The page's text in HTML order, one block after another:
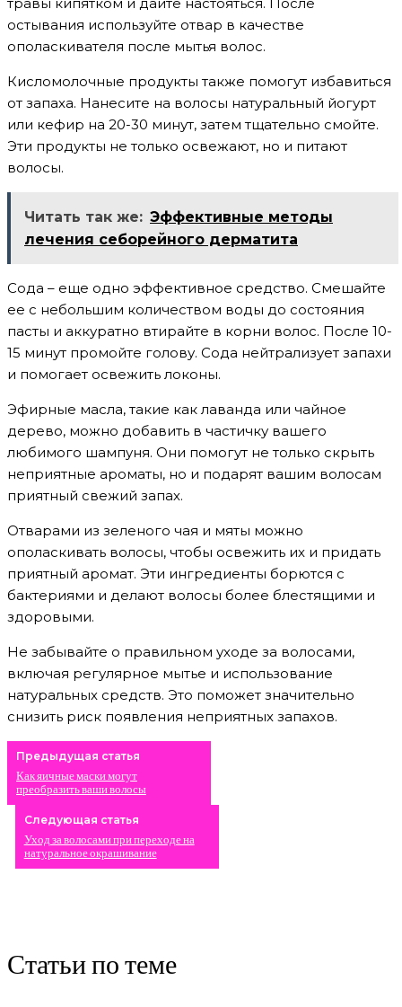
остывания используйте отвар в качестве
ополаскивателя после мытья волос.
Кисломолочные продукты также помогут избавиться
от запаха. Нанесите на волосы натуральный йогурт
или кефир на 20-30 минут, затем тщательно смойте.
Эти продукты не только освежают, но и питают
волосы.
Читать так же: Эффективные методы
лечения себорейного дерматита
Сода – еще одно эффективное средство. Смешайте
ее с небольшим количеством воды до состояния
пасты и аккуратно втирайте в корни волос. После 10-
15 минут промойте голову. Сода нейтрализует запахи
и помогает освежить локоны.
Эфирные масла, такие как лаванда или чайное
дерево, можно добавить в частичку вашего
любимого шампуня. Они помогут не только скрыть
неприятные ароматы, но и подарят вашим волосам
приятный свежий запах.
Отварами из зеленого чая и мяты можно
ополаскивать волосы, чтобы освежить их и придать
приятный аромат. Эти ингредиенты борются с
бактериями и делают волосы более блестящими и
здоровыми.
Не забывайте о правильном уходе за волосами,
включая регулярное мытье и использование
натуральных средств. Это поможет значительно
снизить риск появления неприятных запахов.
Предыдущая статья
Как яичные маски могут
преобразить ваши волосы
Следующая статья
Уход за волосами при переходе на
натуральное окрашивание
Статьи по теме